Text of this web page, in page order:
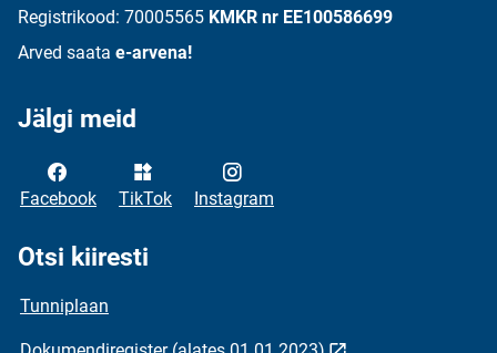
Registrikood: 70005565 KMKR nr EE100586699
Arved saata e-arvena!
Jälgi meid
Facebook TikTok Instagram
Otsi kiiresti
Tunniplaan